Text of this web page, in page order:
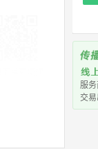
服
交